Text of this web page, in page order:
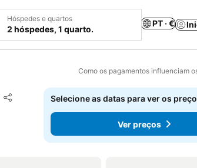
Hóspedes e quartos
2 hóspedes, 1 quarto.
PT · €
Como os pagamentos influenciam
Partilhar
Adicionar aos favoritos
Selecione as datas para ver os
Ver preços